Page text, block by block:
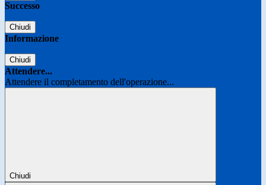
Successo
Chiudi
Informazione
Chiudi
Attendere...
Attendere il completamento dell'operazione...
Chiudi